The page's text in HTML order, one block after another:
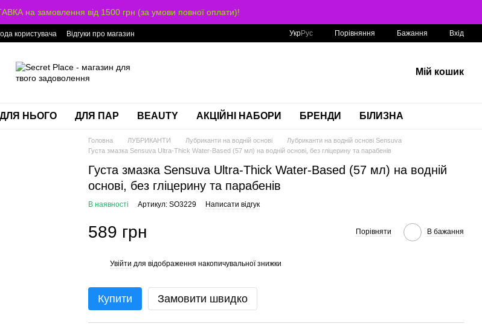
на замовлення від 1500 грн (за умови повної оплати)!
користувача Відгуки про магазин УкрРус Порівняння Бажання Вхід
Мій кошик
ДЛЯ НЬОГО ДЛЯ ПАР BEAUTY АКЦІЙНІ НАБОРИ БРЕНДИ БІЛИЗНА
Головна ЛУБРИКАНТИ Лубриканти на водній основі
Лубриканти на водній основі Sensuva
Густа змазка Sensuva Ultra-Thick Water-Based (57 мл) на водній основі, без гліцерину та парабенів
Густа змазка Sensuva Ultra-Thick Water-Based (57 мл) на водній
основі, без гліцерину та парабенів
В наявності Артикул: SO3229 Написати відгук
589 грн Порівняти В бажання
Увійти для відображення накопичувальної знижки
Купити Замовити швидко